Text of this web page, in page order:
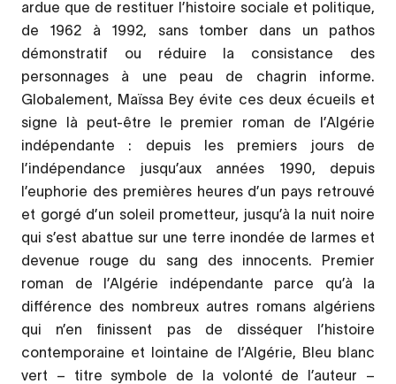
ardue que de restituer l’histoire sociale et politique,
de 1962 à 1992, sans tomber dans un pathos
démonstratif ou réduire la consistance des
personnages à une peau de chagrin informe.
Globalement, Maïssa Bey évite ces deux écueils et
signe là peut-être le premier roman de l’Algérie
indépendante : depuis les premiers jours de
l’indépendance jusqu’aux années 1990, depuis
l’euphorie des premières heures d’un pays retrouvé
et gorgé d’un soleil prometteur, jusqu’à la nuit noire
qui s’est abattue sur une terre inondée de larmes et
devenue rouge du sang des innocents. Premier
roman de l’Algérie indépendante parce qu’à la
différence des nombreux autres romans algériens
qui n’en finissent pas de disséquer l’histoire
contemporaine et lointaine de l’Algérie, Bleu blanc
vert – titre symbole de la volonté de l’auteur –